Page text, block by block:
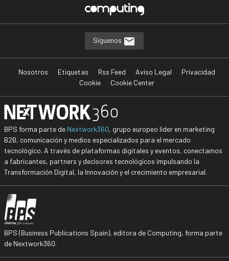
Síguenos
Nosotros Etiquetas Rss Feed Aviso Legal
Privacidad
Cookie
Cookie Center
BPS forma parte de Nextwork360, grupo europeo líder en marketing
B2B, comunicación y medios especializados para el mercado
tecnológico. A través de plataformas digitales y eventos, conectamos
a fabricantes, partners y decisores tecnológicos impulsando la
Transformación Digital, la Innovación y el crecimiento empresarial.
BPS (Business Publications Spain), editora de Computing, forma parte
de Nextwork360.